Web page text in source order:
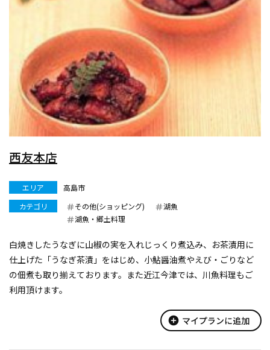
西友本店
エリア
高島市
カテゴリ
その他(ショッピング)
湖魚
湖魚・郷土料理
白焼きしたうなぎに山椒の実を入れじっくり煮込み、お茶漬用に
仕上げた「うなぎ茶漬」をはじめ、小鮎醤油煮やえび・ごりなど
の佃煮も取り揃えております。また近江今津では、川魚料理もご
利用頂けます。
add_circle マイプランに追加